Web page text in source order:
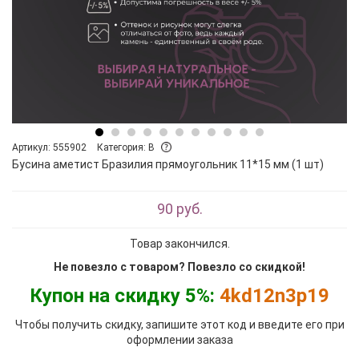
Артикул: 555902 Категория: B
Бусина аметист Бразилия прямоугольник 11*15 мм (1 шт)
90 руб.
Товар закончился.
Не повезло с товаром? Повезло со скидкой!
Купон на скидку 5%: 4kd12n3p19
Чтобы получить скидку, запишите этот код и введите его при
оформлении заказа